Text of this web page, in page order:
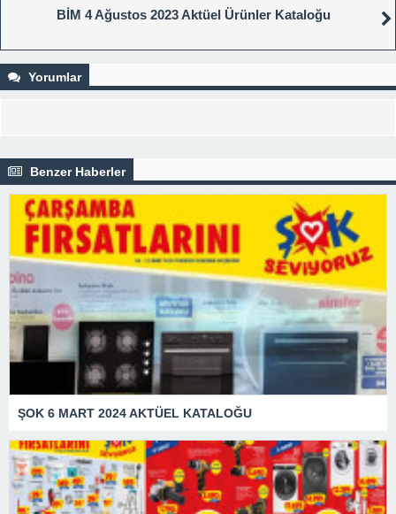
BİM 4 Ağustos 2023 Aktüel Ürünler Kataloğu
Yorumlar
Benzer Haberler
ŞOK 6 MART 2024 AKTÜEL KATALOĞU